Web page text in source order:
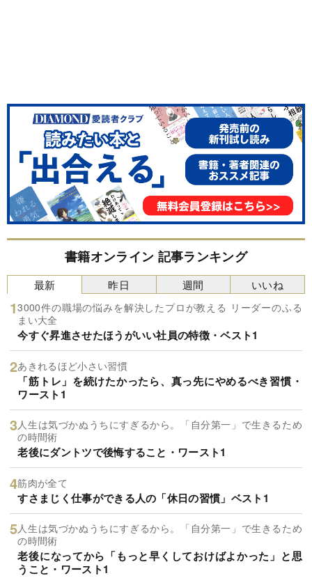
書籍オンライン 記事ランキング
最新
3000件の職場の悩みを解決したプロが教える リーダーのふる
まい大全
今すぐ昇進させたほうがいい社員の特徴・ベスト1
あきれるほど小さい習慣
「筋トレ」を続けたかったら、真っ先にやめるべき習慣・
ワースト1
人生は気づかぬうちにすぎるから。「自分第一」で生きるため
の時間術
老後にダントツで後悔すること・ワースト1
筋肉が全て
すさまじく仕事ができる人の「休日の習慣」ベスト1
人生は気づかぬうちにすぎるから。「自分第一」で生きるため
の時間術
老後になってから「もっと早くしておけばよかった」と思
うこと・ワースト1
昨日 週間 いいね